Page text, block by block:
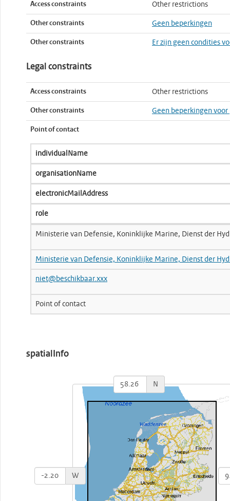
Access constraints Other restrictions
Other constraints Geen beperkingen
Other constraints Er zijn geen condities
Legal constraints
Access constraints Other restrictions
Other constraints Geen beperkingen
Point of contact
individualName
organisationName
electronicMailAddress
role
Ministerie van Defensie, Koninklijke Marine, Dienst der
Ministerie van Defensie, Koninklijke Marine, Dienst der
niet@beschikbaar.xxx
Point of contact
spatialInfo
N
W